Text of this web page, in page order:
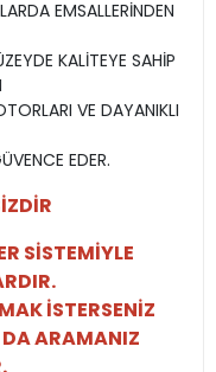
EMSALLERİNDEN
KALİTEYE SAHİP
VE DAYANIKLI
EDER.
SİSTEMİYLE
İSTERSENİZ
ARAMANIZ